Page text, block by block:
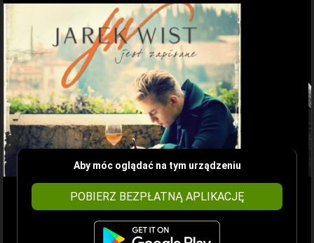
Aby móc oglądać na tym urządzeniu
POBIERZ BEZPŁATNĄ APLIKACJĘ